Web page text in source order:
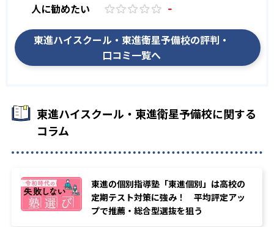
人に勧めたい -
東進ハイスクール・東進衛星予備校の評判・
口コミ一覧へ
東進ハイスクール・東進衛星予備校に関する
コラム
東進の個別指導塾「東進個別」は高校の
定期テスト対策に強み！ 平均評定アッ
プで推薦・総合型選抜を狙う